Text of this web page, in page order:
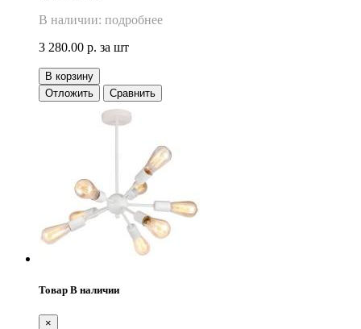
В наличии: подробнее
3 280.00 р. за шт
В корзину
Отложить
Сравнить
Товар В наличии
×